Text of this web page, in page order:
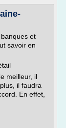
et
savoir en
meilleur, il
il faudra
En effet,